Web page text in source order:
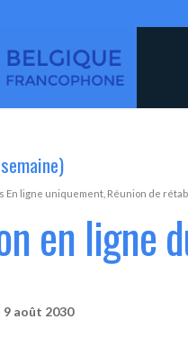
En ligne uniquement Réunion de
en ligne
août 2030